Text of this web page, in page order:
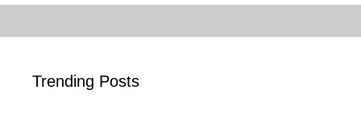
Trending Posts